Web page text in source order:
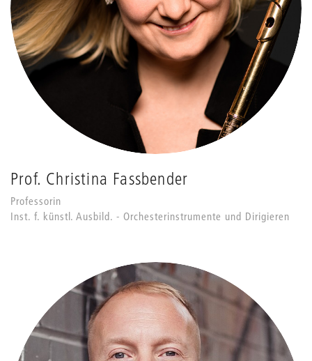
Prof. Christina Fassbender
Professorin
Inst. f. künstl. Ausbild. - Orchesterinstrumente und Dirigieren